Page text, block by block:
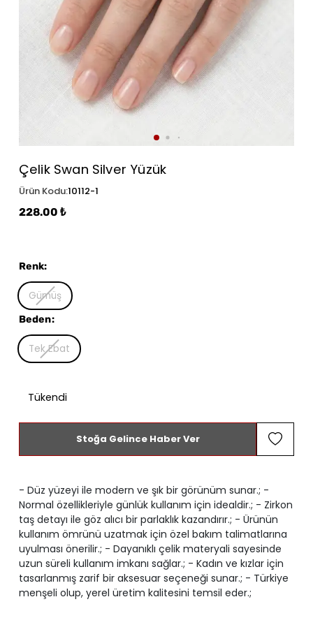
Çelik Swan Silver Yüzük
Ürün Kodu:10112-1
228.00 ₺
- Düz yüzeyi ile modern ve şık bir görünüm sunar.; -
Normal özellikleriyle günlük kullanım için idealdir.; - Zirkon
taş detayı ile göz alıcı bir parlaklık kazandırır.; - Ürünün
kullanım ömrünü uzatmak için özel bakım talimatlarına
uyulması önerilir.; - Dayanıklı çelik materyali sayesinde
uzun süreli kullanım imkanı sağlar.; - Kadın ve kızlar için
tasarlanmış zarif bir aksesuar seçeneği sunar.; - Türkiye
menşeli olup, yerel üretim kalitesini temsil eder.;
Renk:
Gümüş
Beden:
Tek Ebat
Tükendi
Stoğa Gelince Haber Ver